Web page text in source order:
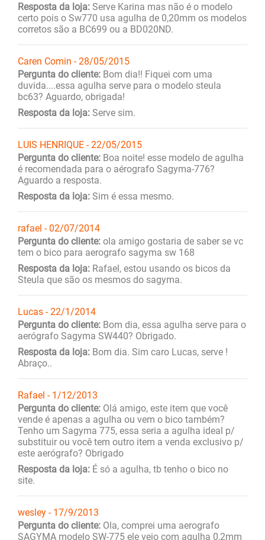
Resposta da loja: Serve Karina mas não é o modelo
certo pois o Sw770 usa agulha de 0,20mm os modelos
corretos são a BC699 ou a BD020ND.
Caren Comin - 28/05/2015
Pergunta do cliente: Bom dia!! Fiquei com uma
duvida....essa agulha serve para o modelo steula
bc63? Aguardo, obrigada!
Resposta da loja: Serve sim.
LUIS HENRIQUE - 22/05/2015
Pergunta do cliente: Boa noite! esse modelo de agulha
é recomendada para o aérografo Sagyma-776?
Aguardo a resposta.
Resposta da loja: Sim é essa mesmo.
rafael - 02/07/2014
Pergunta do cliente: ola amigo gostaria de saber se vc
tem o bico para aerografo sagyma sw 168
Resposta da loja: Rafael, estou usando os bicos da
Steula que são os mesmos do sagyma.
Lucas - 22/1/2014
Pergunta do cliente: Bom dia, essa agulha serve para o
aerógrafo Sagyma SW440? Obrigado.
Resposta da loja: Bom dia. Sim caro Lucas, serve !
Abraço..
Rafael - 1/12/2013
Pergunta do cliente: Olá amigo, este item que você
vende é apenas a agulha ou vem o bico também?
Tenho um Sagyma 775, essa seria a agulha ideal p/
substituir ou você tem outro item a venda exclusivo p/
este aerógrafo? Obrigado
Resposta da loja: É só a agulha, tb tenho o bico no
site.
wesley - 17/9/2013
Pergunta do cliente: Ola, comprei uma aerografo
SAGYMA modelo SW-775 ele veio com agulha 0,2mm